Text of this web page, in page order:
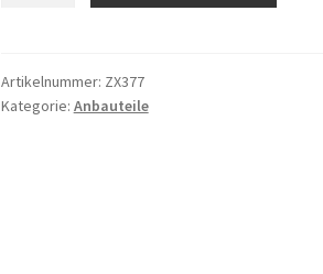
50
Menge
Artikelnummer: ZX377
Kategorie: Anbauteile